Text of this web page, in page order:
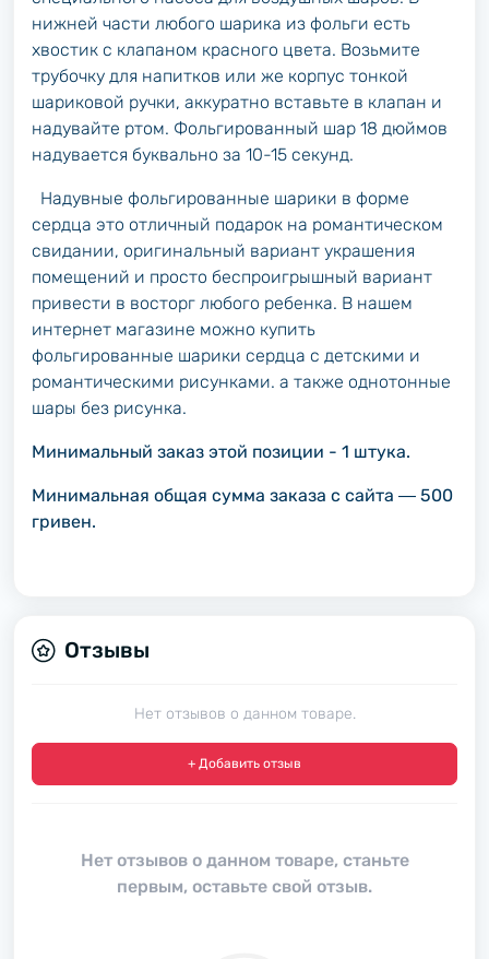
нижней части любого шарика из фольги есть
хвостик с клапаном красного цвета. Возьмите
трубочку для напитков или же корпус тонкой
шариковой ручки, аккуратно вставьте в клапан и
надувайте ртом. Фольгированный шар 18 дюймов
надувается буквально за 10-15 секунд.
Надувные фольгированные шарики в форме
сердца это отличный подарок на романтическом
свидании, оригинальный вариант украшения
помещений и просто беспроигрышный вариант
привести в восторг любого ребенка. В нашем
интернет магазине можно купить
фольгированные шарики сердца с детскими и
романтическими рисунками. а также однотонные
шары без рисунка.
Минимальный заказ этой позиции - 1 штука.
Минимальная общая сумма заказа с сайта ― 500
гривен.
Отзывы
Нет отзывов о данном товаре.
+ Добавить отзыв
Нет отзывов о данном товаре, станьте
первым, оставьте свой отзыв.